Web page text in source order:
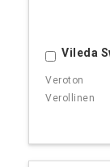
Vileda